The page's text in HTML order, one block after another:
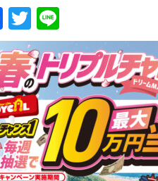
Facebook
Twitter